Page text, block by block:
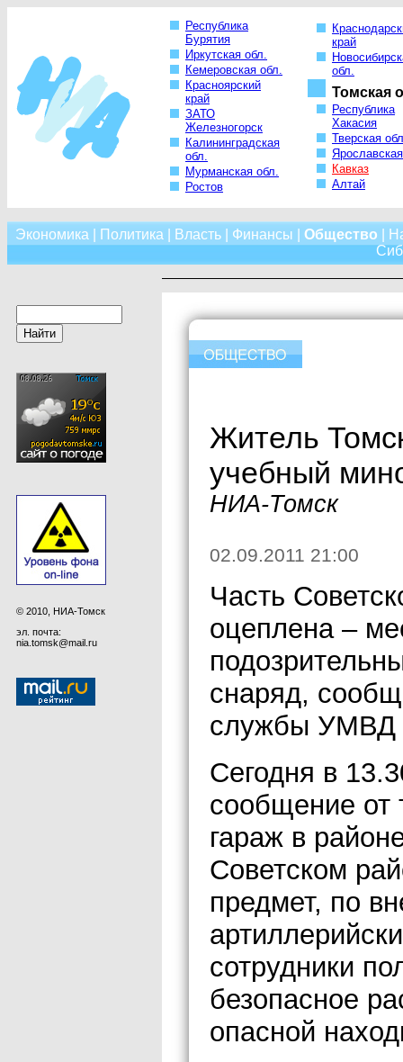
Республика
Бурятия
Иркутская обл.
Кемеровская обл.
Красноярский
край
ЗАТО
Железногорск
Калининградская
обл.
Мурманская обл.
Ростов
край
обл.
Томская
Республика
Хакасия
Тверская
Кавказ
Алтай
Экономика Политика Власть| Финансы Общество
© 2010, НИА-Томск
эл. почта:
nia.tomsk@mail.ru
Житель
учебный
НИА-Томск
02.09.2011 21:00
Часть
оцеплена –
снаряд,
службы УМВД
Сегодня в
сообщение от
гараж в
Советском
предмет, по
сотрудники
безопасное
опасной